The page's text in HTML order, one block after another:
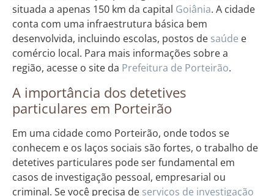
situada a apenas 150 km da capital Goiânia. A cidade
conta com uma infraestrutura básica bem
desenvolvida, incluindo escolas, postos de saúde e
comércio local. Para mais informações sobre a
região, acesse o site da Prefeitura de Porteirão.
A importância dos detetives
particulares em Porteirão
Em uma cidade como Porteirão, onde todos se
conhecem e os laços sociais são fortes, o trabalho de
detetives particulares pode ser fundamental em
casos de investigação pessoal, empresarial ou
criminal. Se você precisa de serviços de investigação